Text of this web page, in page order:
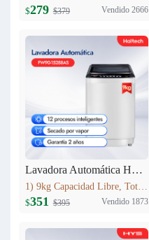
$279 $379 Vendido 2666
Lavadora Automática HYS 9KG FW90-15288AS
1) 9kg Capacidad Libre, Totalmente automático 9kg 2) Secado a alta temperatura 3) 12 procesos inteligentes 4) Lavadora equipada con cerradura 5) Cuenta con entrada de agua fría
$351 $395 Vendido 1873